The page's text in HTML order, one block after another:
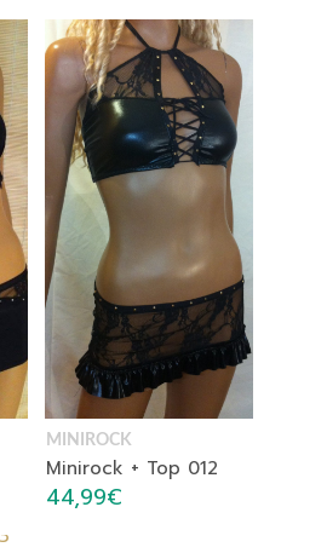
MINIROCK
Minirock + Top 012
44,99€